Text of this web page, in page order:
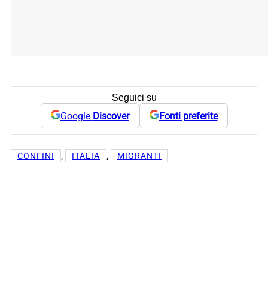
Seguici su
Google Discover Fonti preferite
CONFINI , ITALIA , MIGRANTI